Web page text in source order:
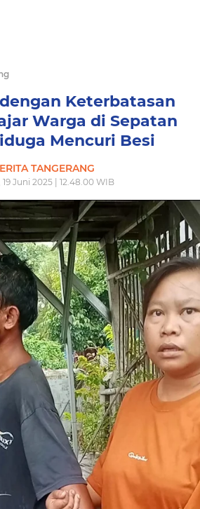
Keterbatasan
Warga di Sepatan
Mencuri Besi
TANGERANG
19 Juni 2025 | 12.48.00 WIB